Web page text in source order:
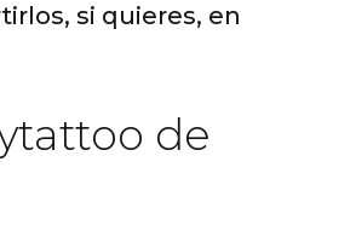
si quieres, en
de